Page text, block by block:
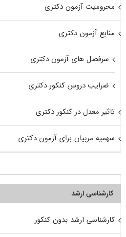
محرومیت آزمون دکتری
منابع آزمون دکتری
سرفصل های آزمون دکتری
ضرایب دروس کنکور دکتری
تاثیر معدل در کنکور دکتری
سهمیه مربیان برای آزمون دکتری
کارشناسی ارشد
کارشناسی ارشد بدون کنکور